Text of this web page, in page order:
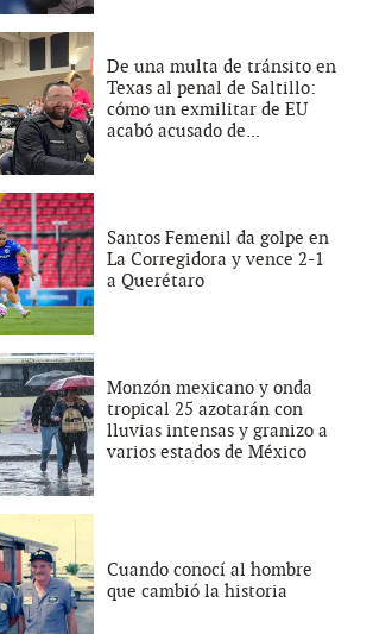
De una multa de tránsito en
Texas al penal de Saltillo:
cómo un exmilitar de EU
acabó acusado de...
Santos Femenil da golpe en
La Corregidora y vence 2-1
a Querétaro
Monzón mexicano y onda
tropical 25 azotarán con
lluvias intensas y granizo a
varios estados de México
Cuando conocí al hombre
que cambió la historia